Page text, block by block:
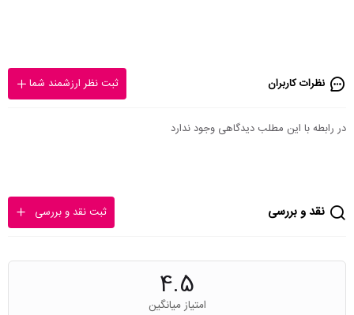
نظرات کاربران ثبت نظر ارزشمند شما
در رابطه با این مطلب دیدگاهی وجود ندارد
نقد و بررسی ثبت نقد و بررسی
4.5
امتیاز میانگین